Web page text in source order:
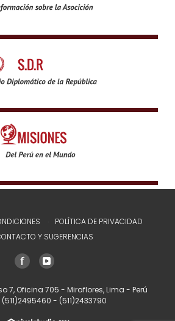
POLÍTICA DE PRIVACIDAD
Y SUGERENCIAS
7, Oficina 705 - Miraflores, Lima - Perú
(511)2495460 - (511)2433790